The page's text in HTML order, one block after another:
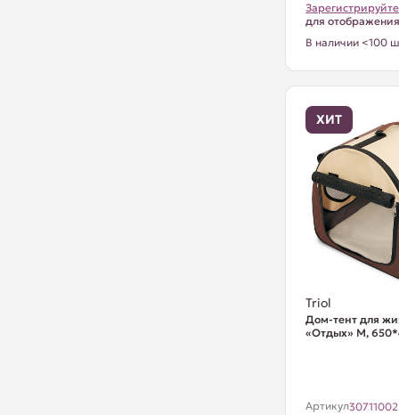
для
В наличии <100
ХИТ
Triol
Дом-тент для
«Отдых» M,
Артикул30711002